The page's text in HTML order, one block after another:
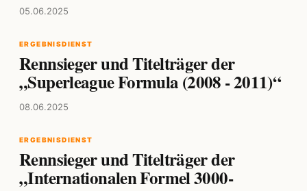
05.06.2025
ERGEBNISDIENST
Rennsieger und Titelträger der
„Superleague Formula (2008 - 2011)“
08.06.2025
ERGEBNISDIENST
Rennsieger und Titelträger der
„Internationalen Formel 3000-